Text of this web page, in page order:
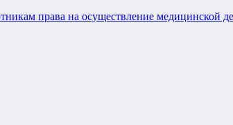
права на осуществление медицинской